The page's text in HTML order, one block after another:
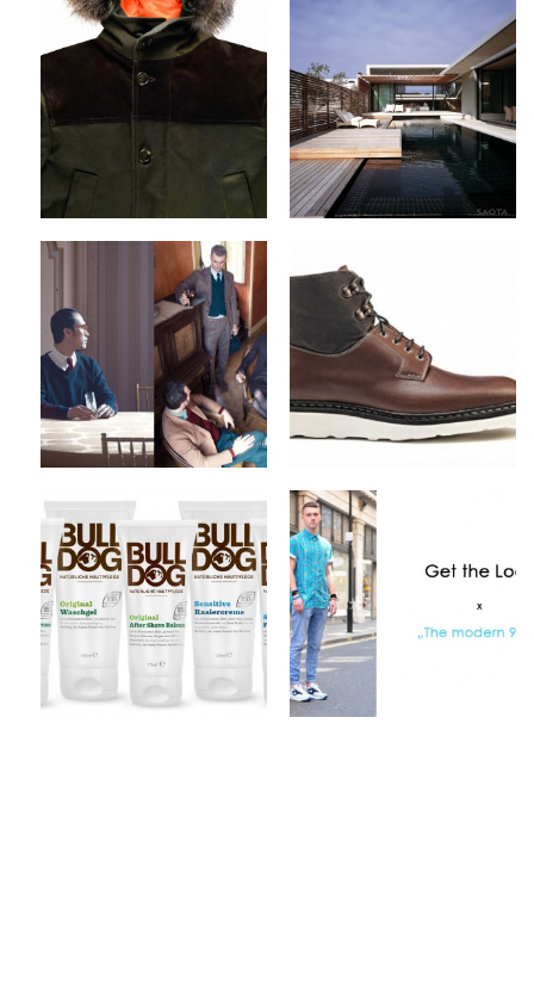
Blauer & Tommy
Hilfiger x Fall/Winter
2012 Collection
The Voelklip House
bySNOBTOPonSep 13, 2012
Keine Kommentare
Camo x Fall/Winter
2012 Collection
bySNOBTOP onSep 10, 2012
Keine Kommentare
Ateliers Heschung x
Fall/Winter 2012
Footwear Collection
bySNOBTOPonSep 9, 2012
Keine Kommentare
Bulldog Products x
Natural Skincare
bySNOBTOP onSep 4, 2012
Get The Look x The
modern 90′s
bySNOBTOP Sep 2, 2012